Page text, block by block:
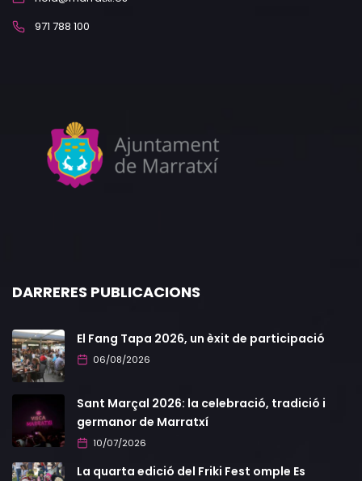
971 788 100
DARRERES PUBLICACIONS
El Fang Tapa 2026, un èxit de participació
06/08/2026
Sant Marçal 2026: la celebració, tradició i
germanor de Marratxí
10/07/2026
La quarta edició del Friki Fest omple Es